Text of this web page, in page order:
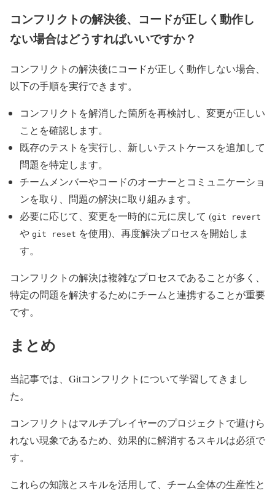
コンフリクトの解決後、コードが正しく動作し
ない場合はどうすればいいですか？
コンフリクトの解決後にコードが正しく動作しない場合、
以下の手順を実行できます。
コンフリクトを解消した箇所を再検討し、変更が正しい
ことを確認します。
既存のテストを実行し、新しいテストケースを追加して
問題を特定します。
チームメンバーやコードのオーナーとコミュニケーショ
ンを取り、問題の解決に取り組みます。
必要に応じて、変更を一時的に元に戻して (git revert
や git reset を使用)、再度解決プロセスを開始しま
す。
コンフリクトの解決は複雑なプロセスであることが多く、
特定の問題を解決するためにチームと連携することが重要
です。
まとめ
当記事では、Gitコンフリクトについて学習してきまし
た。
コンフリクトはマルチプレイヤーのプロジェクトで避けら
れない現象であるため、効果的に解消するスキルは必須で
す。
これらの知識とスキルを活用して、チーム全体の生産性と